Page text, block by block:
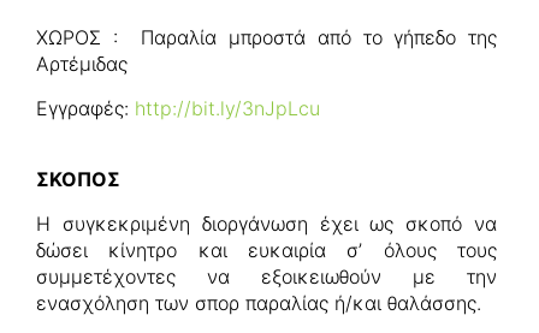
ΧΩΡΟΣ : Παραλία μπροστά από το γήπεδο της
Αρτέμιδας
Εγγραφές: http://bit.ly/3nJpLcu
ΣΚΟΠΟΣ
H συγκεκριμένη διοργάνωση έχει ως σκοπό να
δώσει κίνητρο και ευκαιρία σ’ όλους τους
συμμετέχοντες να εξοικειωθούν με την
ενασχόληση των σπορ παραλίας ή/και θαλάσσης.